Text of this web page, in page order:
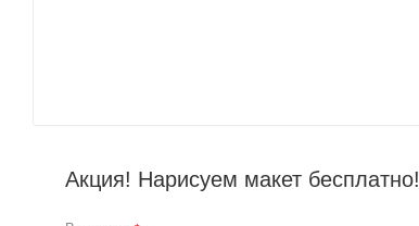
Акция! Нарисуем макет бесплатно!